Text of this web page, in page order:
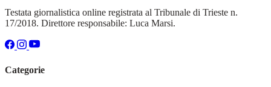
Testata giornalistica online registrata al Tribunale di Trieste n.
17/2018. Direttore responsabile: Luca Marsi.
Categorie